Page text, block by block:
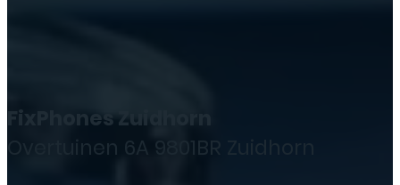
FixPhones Zuidhorn
Overtuinen 6A 9801BR Zuidhorn